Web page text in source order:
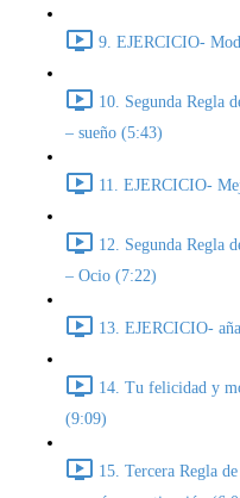
9. EJERCICIO-
10. Segunda Regla
– sueño (5:43)
11. EJERCICIO-
12. Segunda Regla
– Ocio (7:22)
13. EJERCICIO-
14. Tu felicidad y
(9:09)
15. Tercera Regla